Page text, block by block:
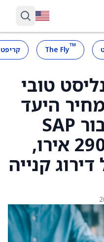
™
The Fly
טובי
היעד
של הפירמה עבור SAP
מ-310 אירו ל-290 אירו,
קנייה